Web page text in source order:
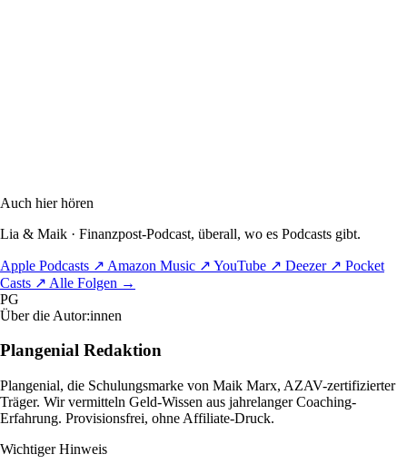
Auch hier hören
Lia & Maik · Finanzpost-Podcast, überall, wo es Podcasts gibt.
Apple Podcasts ↗ Amazon Music ↗ YouTube ↗ Deezer ↗ Pocket
Casts ↗ Alle Folgen →
PG
Über die Autor:innen
Plangenial Redaktion
Plangenial, die Schulungsmarke von Maik Marx, AZAV-zertifizierter
Träger. Wir vermitteln Geld-Wissen aus jahrelanger Coaching-
Erfahrung. Provisionsfrei, ohne Affiliate-Druck.
Wichtiger Hinweis